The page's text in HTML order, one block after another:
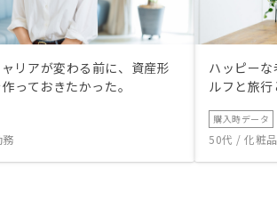
リアが変わる前に、資産形
っておきたかった。
ハッピー
ルフと旅
購入時データ
50代 / 化粧